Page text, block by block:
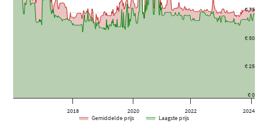
2018 2020 2022 2024
€ 0
€ 25
€ 50
€ 75
Gemiddelde prijs Laagste prijs